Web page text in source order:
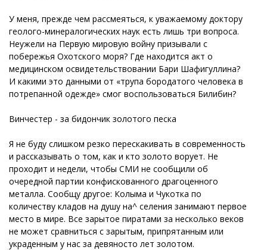
У меня, прежде чем рассмеяться, к уважаемому доктору
геолого-минералогических наук есть лишь три вопроса.
Неужели на Первую мировую войну призывали с
побережья Охотского моря? Где находится акт о
медицинском освидетельствовании Бари Шафигуллина?
И какими это данными от «трупа бородатого человека в
потрепанной одежде» смог воспользоваться Билибин?
Винчестер - за бидончик золотого песка
Я не буду слишком резко перескакивать в современность
и рассказывать о том, как и кто золото ворует. Не
проходит и недели, чтобы СМИ не сообщили об
очередной партии конфискованного драгоценного
металла. Сообщу другое: Колыма и Чукотка по
количеству кладов на душу на^ селения занимают первое
место в мире. Все зарытое пиратами за несколько веков
не может сравниться с зарытым, припрятанным или
украденным у нас за девяносто лет золотом.